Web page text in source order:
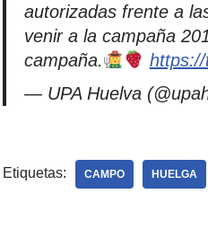
autorizadas frente a
venir a la campaña
campaña.
— UPA Huelva
Etiquetas: CAMPO HUELGA